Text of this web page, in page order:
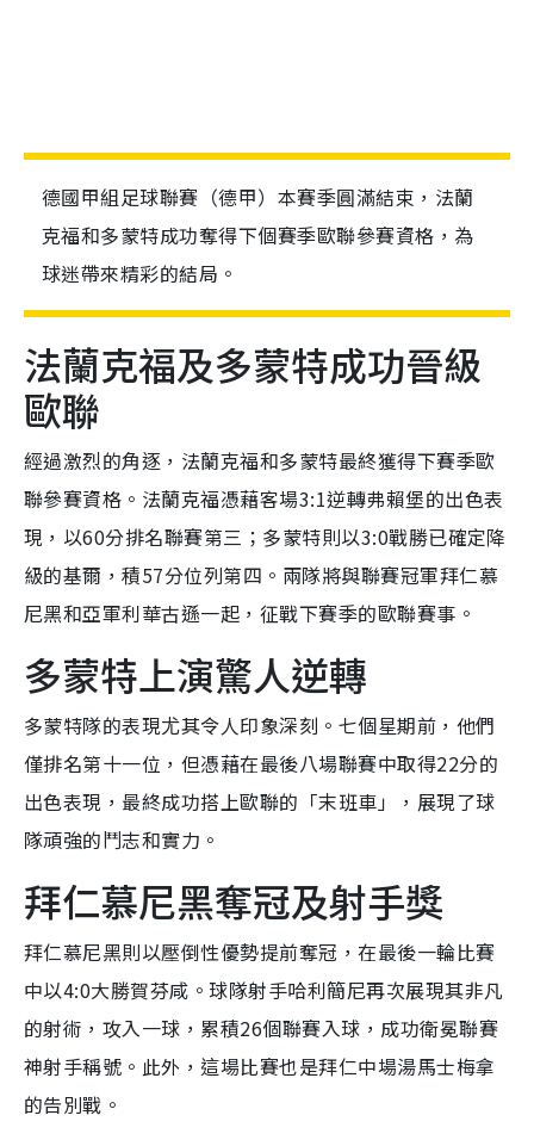
德國甲組足球聯賽（德甲）本賽季圓滿結束，法蘭
克福和多蒙特成功奪得下個賽季歐聯參賽資格，為
球迷帶來精彩的結局。
法蘭克福及多蒙特成功晉級
歐聯
經過激烈的角逐，法蘭克福和多蒙特最終獲得下賽季歐
聯參賽資格。法蘭克福憑藉客場3:1逆轉弗賴堡的出色表
現，以60分排名聯賽第三；多蒙特則以3:0戰勝已確定降
級的基爾，積57分位列第四。兩隊將與聯賽冠軍拜仁慕
尼黑和亞軍利華古遜一起，征戰下賽季的歐聯賽事。
多蒙特上演驚人逆轉
多蒙特隊的表現尤其令人印象深刻。七個星期前，他們
僅排名第十一位，但憑藉在最後八場聯賽中取得22分的
出色表現，最終成功搭上歐聯的「末班車」，展現了球
隊頑強的鬥志和實力。
拜仁慕尼黑奪冠及射手獎
拜仁慕尼黑則以壓倒性優勢提前奪冠，在最後一輪比賽
中以4:0大勝賀芬咸。球隊射手哈利簡尼再次展現其非凡
的射術，攻入一球，累積26個聯賽入球，成功衛冕聯賽
神射手稱號。此外，這場比賽也是拜仁中場湯馬士梅拿
的告別戰。